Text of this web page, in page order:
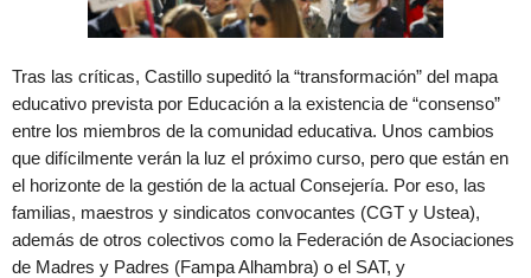
Tras las críticas, Castillo supeditó la “transformación” del mapa
educativo prevista por Educación a la existencia de “consenso”
entre los miembros de la comunidad educativa. Unos cambios
que difícilmente verán la luz el próximo curso, pero que están en
el horizonte de la gestión de la actual Consejería. Por eso, las
familias, maestros y sindicatos convocantes (CGT y Ustea),
además de otros colectivos como la Federación de Asociaciones
de Madres y Padres (Fampa Alhambra) o el SAT, y